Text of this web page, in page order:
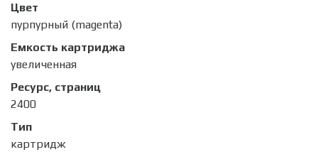
Цвет
пурпурный (magenta)
Емкость картриджа
увеличенная
Ресурс, страниц
2400
Тип
картридж